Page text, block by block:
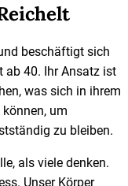
beschäftigt sich
ab 40. Ihr Ansatz ist
was sich in ihrem
um
zu bleiben.
als viele denken.
Unser Körper